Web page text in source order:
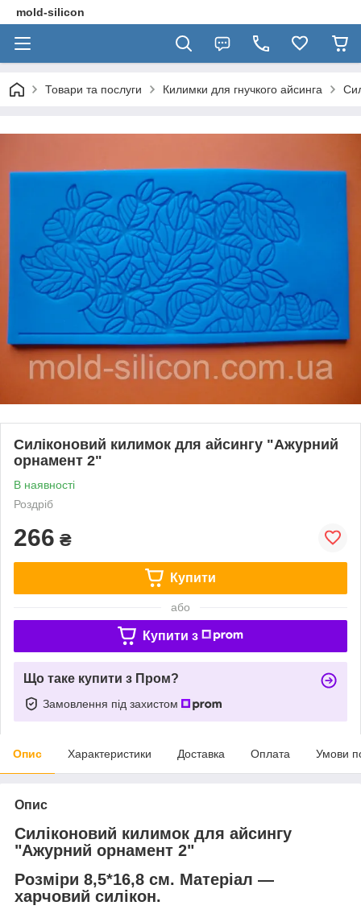
mold-silicon
Товари та послуги Килимки для гнучкого айсинга
Силіконовий килимок для айсингу "Ажурний
орнамент 2"
В наявності
Роздріб
266 ₴
Купити
або
Купити з
Що таке купити з Пром?
Замовлення під захистом
Опис Характеристики Доставка Оплата Умови
Опис
Силіконовий килимок для айсингу
"Ажурний орнамент 2"
Розміри 8,5*16,8 см. Матеріал —
харчовий силікон.